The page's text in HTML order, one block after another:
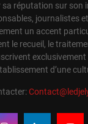
sa réputation sur son
journalistes
un accent
le recueil, le
exclusivement
d’une